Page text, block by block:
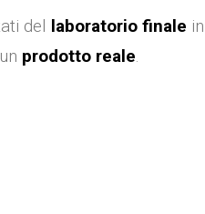
del laboratorio finale
prodotto reale.